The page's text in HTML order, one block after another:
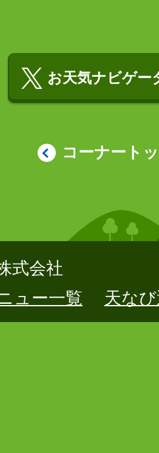
お天気ナビゲー
コーナート
式会社
ュー一覧
天な